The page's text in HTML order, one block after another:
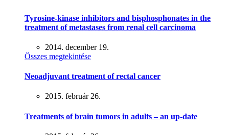
Tyrosine-kinase inhibitors and bisphosphonates in the
treatment of metastases from renal cell carcinoma
2014. december 19.
Összes megtekintése
Neoadjuvant treatment of rectal cancer
2015. február 26.
Treatments of brain tumors in adults – an up-date